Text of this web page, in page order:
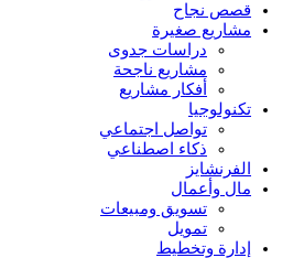
قصص نجاح
مشاريع صغيرة
دراسات جدوى
مشاريع ناجحة
أفكار مشاريع
تكنولوجيا
تواصل اجتماعي
ذكاء اصطناعي
الفرنشايز
مال وأعمال
تسويق ومبيعات
تمويل
إدارة وتخطيط